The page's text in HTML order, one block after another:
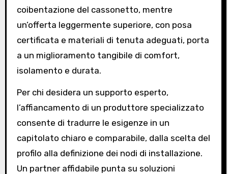
coibentazione del cassonetto, mentre
un’offerta leggermente superiore, con posa
certificata e materiali di tenuta adeguati, porta
a un miglioramento tangibile di comfort,
isolamento e durata.
Per chi desidera un supporto esperto,
l’affiancamento di un produttore specializzato
consente di tradurre le esigenze in un
capitolato chiaro e comparabile, dalla scelta del
profilo alla definizione dei nodi di installazione.
Un partner affidabile punta su soluzioni